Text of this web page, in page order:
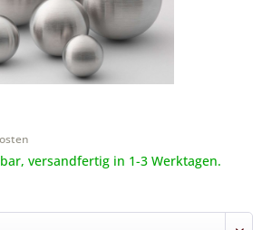
versandfertig in 1-3 Werktagen.